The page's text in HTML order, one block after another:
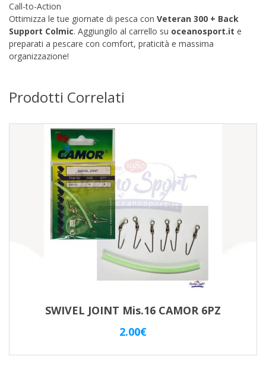
Call-to-Action
Ottimizza le tue giornate di pesca con Veteran 300 + Back
Support Colmic. Aggiungilo al carrello su oceanosport.it e
preparati a pescare con comfort, praticità e massima
organizzazione!
Prodotti Correlati
SWIVEL JOINT Mis.16 CAMOR 6PZ
2.00€